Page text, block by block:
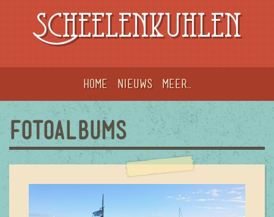
Scheelenkuhlen
Home Nieuws meer...
FOTOALBUMS